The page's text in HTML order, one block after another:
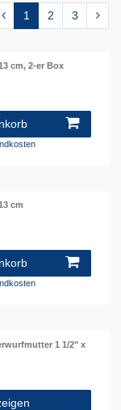
1 2 3
cm, 2-er Box
cm
1 1/2" x